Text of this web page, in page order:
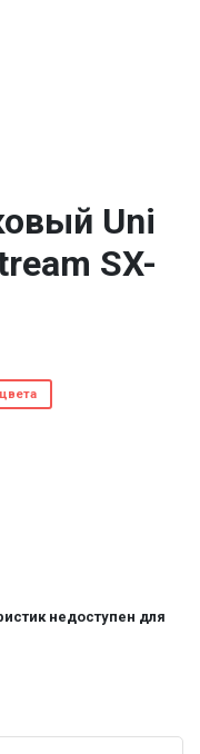
Uni
SX-
недоступен для